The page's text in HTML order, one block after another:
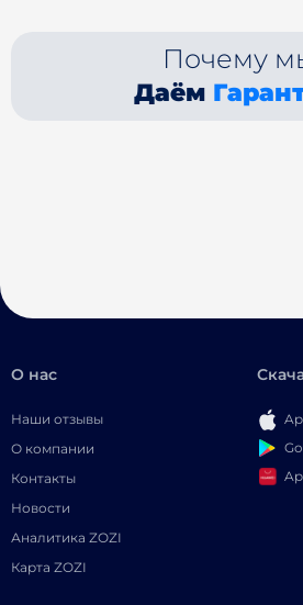
Почему
Даём
О нас
Наши отзывы
О компании
Контакты
Новости
Аналитика ZOZI
Карта ZOZI